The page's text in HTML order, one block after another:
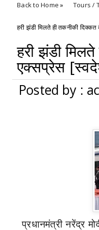
Back to Home » Tours /
हरी झंडी मिलते ही तकनीकी
हरी झंडी
एक्सप्रेस
Posted by :
प्रधानमंत्री नरेंद्र